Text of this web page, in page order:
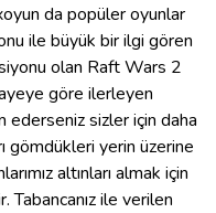
da popüler oyunlar
ile büyük bir ilgi gören
olan Raft Wars 2
göre ilerleyen
ederseniz sizler için daha
gömdükleri yerin üzerine
altınları almak için
ile verilen